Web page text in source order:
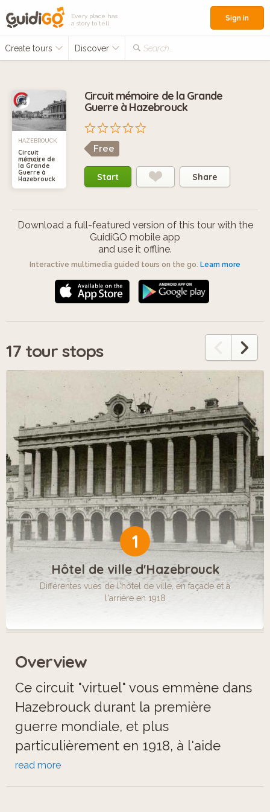
Every place has
a story to tell
Create tours Discover Search...
Sign in
HAZEBROUCK,
FRANCE
Circuit
mémoire de
la Grande
Guerre à
Hazebrouck
Circuit mémoire de la Grande
Guerre à Hazebrouck
Free
Start Share
Download a full-featured version of this tour with the
GuidiGO mobile app
and use it offline.
Interactive multimedia guided tours on the go. Learn more
17 tour stops
1
Hôtel de ville d'Hazebrouck
Différentes vues de l'hôtel de ville, en façade et à
l'arrière en 1918
Overview
Ce circuit "virtuel" vous emmène dans
Hazebrouck durant la première
guerre mondiale, et plus
particulièrement en 1918, à l'aide
d'images d'archives et de cartes
postales de l'époque.
read more